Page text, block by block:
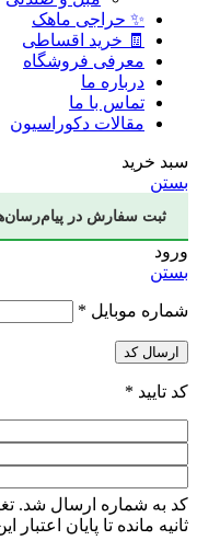
✨ حراجی ماهک
🧾 خرید اقساطی
معرفی فروشگاه
درباره ما
تماس با ما
مقالات دکوراسیون
سبد خرید
بستن
ثبت سفارش در
ورود
بستن
شماره موبایل *
ارسال کد
کد تایید *
کد به شماره ارسال شد.
ثانیه مانده تا پایان اعتبار